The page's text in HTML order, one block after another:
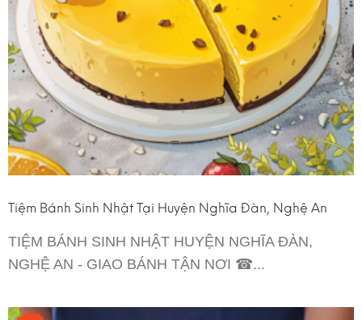
Tiệm Bánh Sinh Nhật Tại Huyện Nghĩa Đàn, Nghệ An
TIỆM BÁNH SINH NHẬT HUYỆN NGHĨA ĐÀN,
NGHỆ AN - GIAO BÁNH TẬN NƠI ☎...